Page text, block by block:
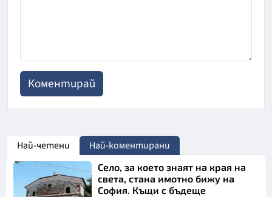
Най-четени Най-коментирани
Село, за което знаят на края на
света, стана имотно бижу на
София. Къщи с бъдеще